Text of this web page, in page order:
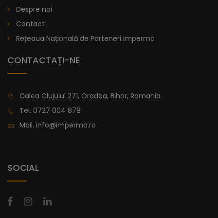
Despre noi
Contact
Rețeaua Națională de Parteneri Imperma
CONTACTAȚI-NE
Calea Clujului 271, Oradea, Bihor, Romania
Tel. 0727 004 878
Mail. info@imperma.ro
SOCIAL